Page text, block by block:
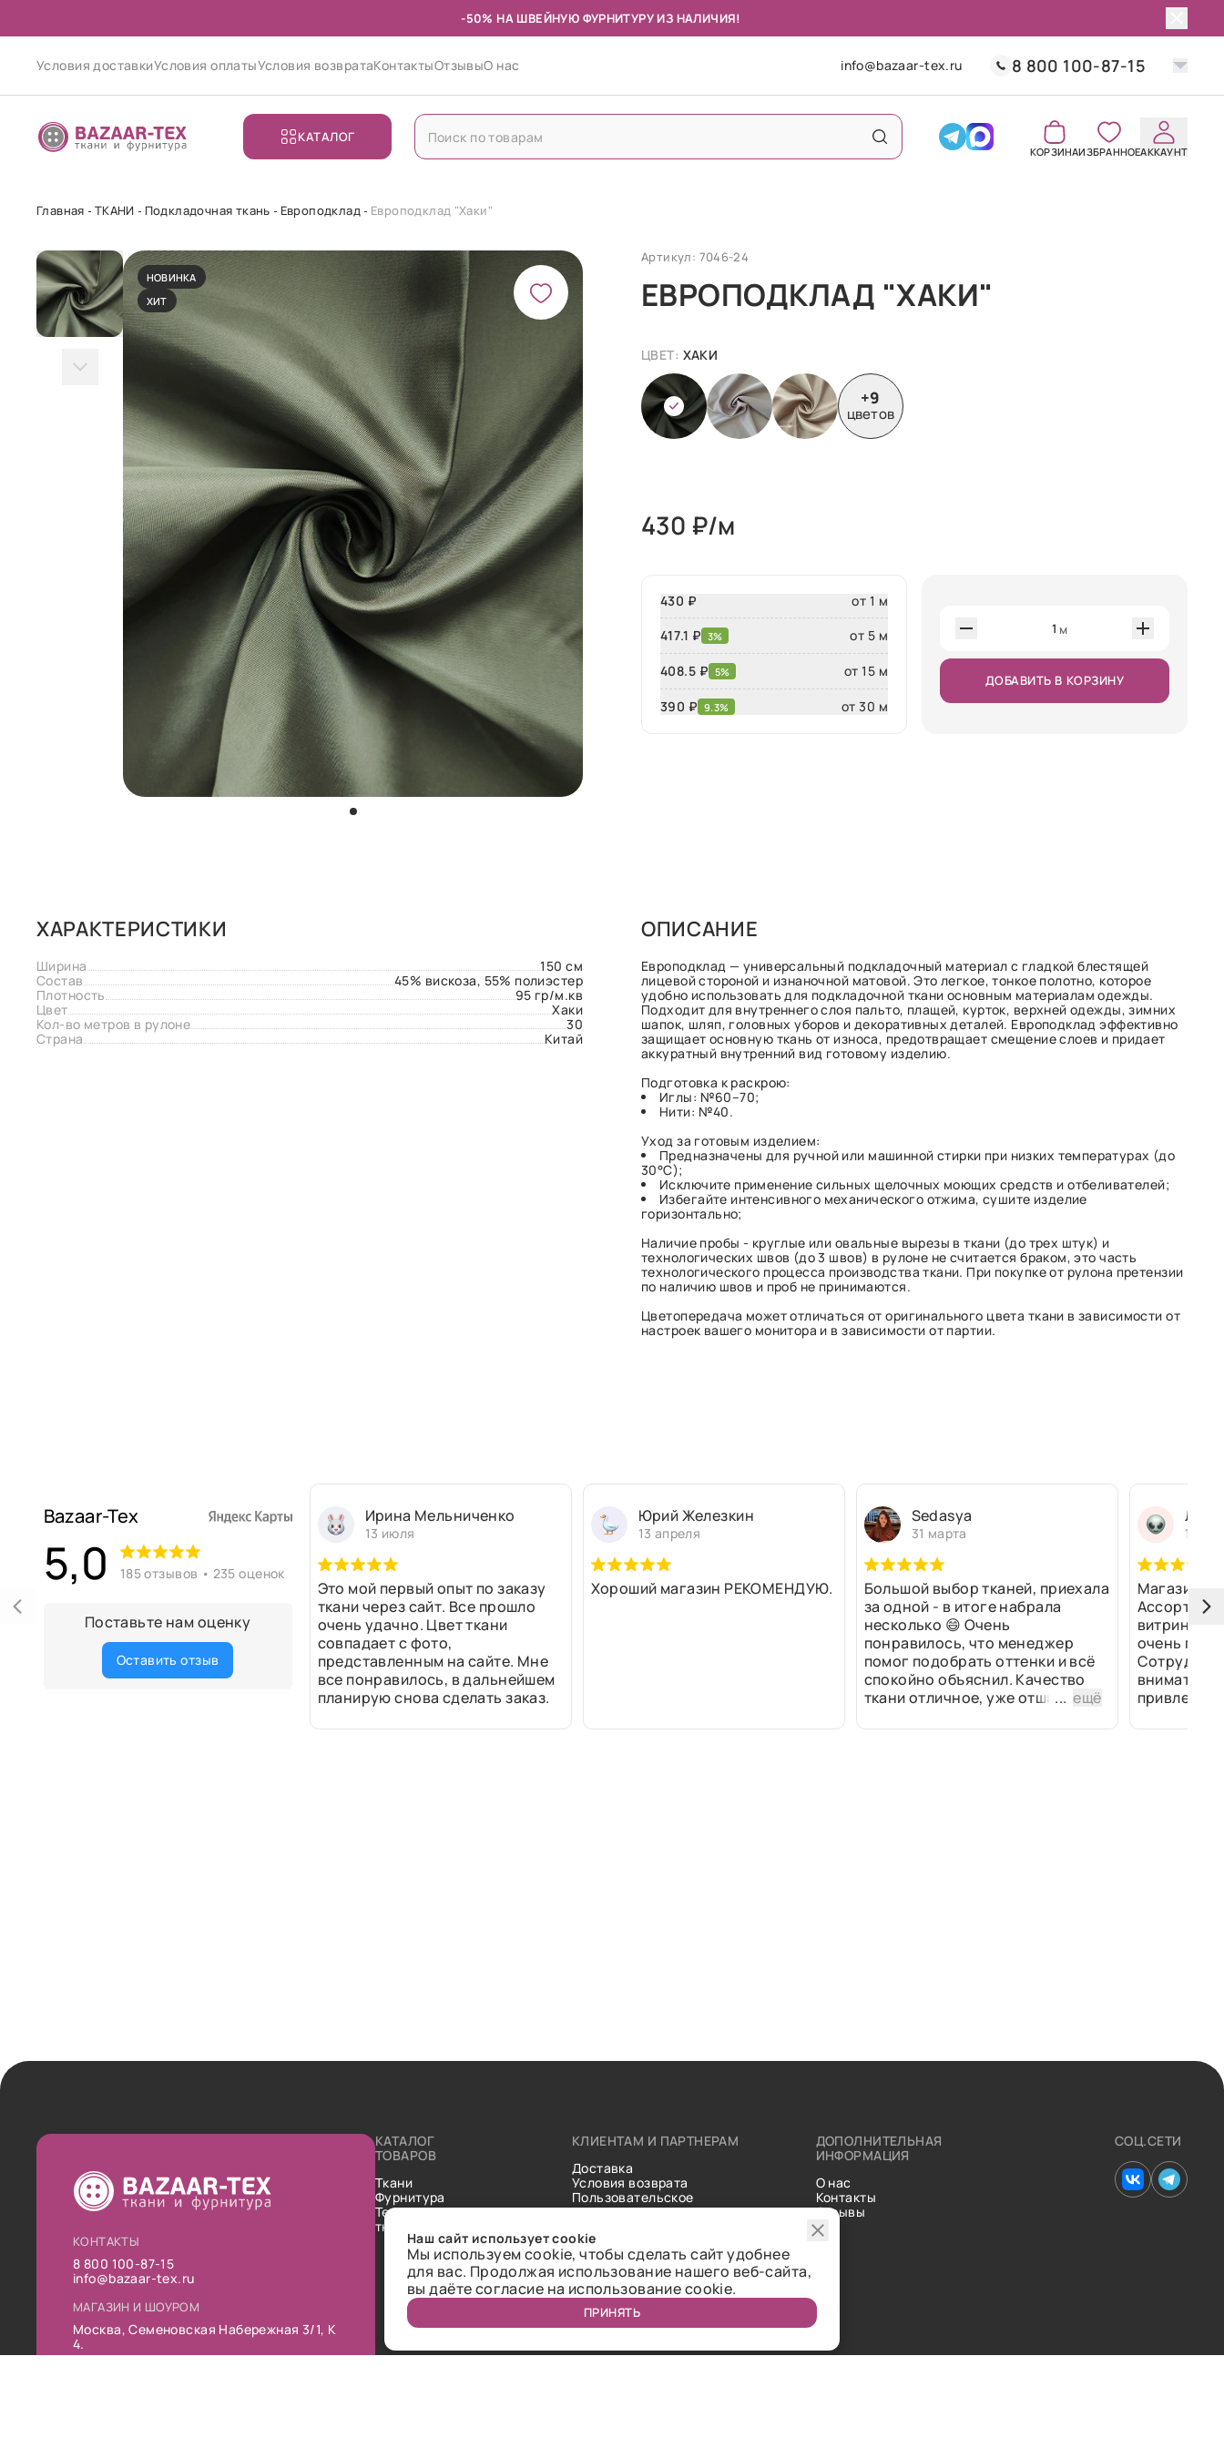
-50% НА ШВЕЙНУЮ ФУРНИТУРУ ИЗ НАЛИЧИЯ!
Условия доставкиУсловия оплатыУсловия возвратаКонтактыОтзывыО нас info@bazaar-tex.ru 8 800 100-87-15
КАТАЛОГ
КОРЗИНАИЗБРАННОЕАККАУНТ
Главная ТКАНИ Подкладочная ткань Европодклад Европодклад "Хаки"
НОВИНКА
ХИТ
Артикул: 7046-24
ЕВРОПОДКЛАД "ХАКИ"
ЦВЕТ: ХАКИ
+9
цветов
430 ₽/м
430 ₽
от 1 м
417.1 ₽ 3% от 5 м
408.5 ₽ 5% от 15 м
390 ₽ 9.3% от 30 м
1 м
ДОБАВИТЬ В КОРЗИНУ
ХАРАКТЕРИСТИКИ
Ширина
150 см
Состав
45% вискоза, 55% полиэстер
Плотность
95 гр/м.кв
Цвет
Хаки
Кол-во метров в рулоне
30
Страна
Китай
ОПИСАНИЕ
Европодклад — универсальный подкладочный материал с гладкой блестящей
лицевой стороной и изнаночной матовой. Это легкое, тонкое полотно, которое
удобно использовать для подкладочной ткани основным материалам одежды.
Подходит для внутреннего слоя пальто, плащей, курток, верхней одежды, зимних
шапок, шляп, головных уборов и декоративных деталей. Европодклад эффективно
защищает основную ткань от износа, предотвращает смещение слоев и придает
аккуратный внутренний вид готовому изделию.
Подготовка к раскрою:
Иглы: №60–70;
Нити: №40.
Уход за готовым изделием:
Предназначены для ручной или машинной стирки при низких температурах (до
30°C);
Исключите применение сильных щелочных моющих средств и отбеливателей;
Избегайте интенсивного механического отжима, сушите изделие
горизонтально;
Наличие пробы - круглые или овальные вырезы в ткани (до трех штук) и
технологических швов (до 3 швов) в рулоне не считается браком, это часть
технологического процесса производства ткани. При покупке от рулона претензии
по наличию швов и проб не принимаются.
Цветопередача может отличаться от оригинального цвета ткани в зависимости от
настроек вашего монитора и в зависимости от партии.
Bazaar-Tex
5,0 185 отзывов • 235 оценок
Поставьте нам оценку
Оставить отзыв
Ирина Мельниченко
13 июля
Это мой первый опыт по заказу
ткани через сайт. Все прошло
очень удачно. Цвет ткани
совпадает с фото,
представленным на сайте. Мне
все понравилось, в дальнейшем
планирую снова сделать заказ.
Юрий Железкин
13 апреля
Хороший магазин РЕКОМЕНДУЮ.
Sedasya
31 марта
Большой выбор тканей, приехала
за одной - в итоге набрала
несколько 😄 Очень
понравилось, что менеджер
помог подобрать оттенки и всё
спокойно объяснил. Качество
ткани отличное, уже отшили...ещё
13
Магазин
витринах
очень
привлек
рулоны
КОНТАКТЫ
8 800 100-87-15
info@bazaar-tex.ru
МАГАЗИН И ШОУРОМ
Москва, Семеновская Набережная 3/1, К
4.
КАТАЛОГ
ТОВАРОВ
Ткани
Фурнитура
Технические
ткани
КЛИЕНТАМ И ПАРТНЕРАМ
Доставка
Условия возврата
Пользовательское
соглашение
Статьи
ДОПОЛНИТЕЛЬНАЯ
ИНФОРМАЦИЯ
О нас
Контакты
Отзывы
СОЦ.СЕТИ
Наш сайт использует cookie
Мы используем cookie, чтобы сделать сайт удобнее
для вас. Продолжая использование нашего веб-сайта,
вы даёте согласие на использование cookie.
ПРИНЯТЬ